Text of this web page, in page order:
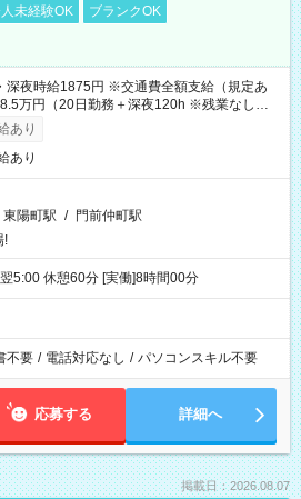
未経験OK
ブランクOK
深夜時給1875円 ※交通費全額支給（規定あ
万円（20日勤務＋深夜120h ※残業なしの場
あり
あり
東陽町駅 / 門前仲町駅
!
翌5:00 休憩60分 [実働]8時間00分
不要 / 電話対応なし / パソコンスキル不要
応募する 詳細へ
掲載日：2026.08.07